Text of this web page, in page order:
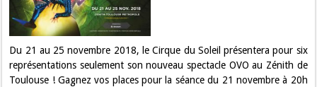
Soleil
Toulouse
!
Du 21 au 25 novembre 2018, le Cirque du Soleil présentera pour six
représentations seulement son nouveau spectacle OVO au Zénith de
Toulouse ! Gagnez vos places pour la séance du 21 novembre à 20h